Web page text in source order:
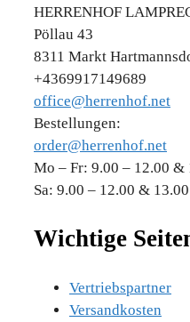
HERRENHOF
Pöllau 43
8311 Markt
+4369917149689
office@herrenhof.net
Bestellungen:
order@herrenhof.net
Mo – Fr: 9.00 – 12.00 &
Sa: 9.00 – 12.00 &
Wichtige
Vertriebspartner
Versandkosten